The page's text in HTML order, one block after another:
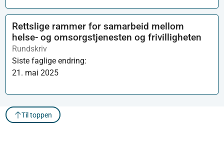
Rettslige rammer for samarbeid mellom
helse- og omsorgstjenesten og frivilligheten
Rundskriv
Siste faglige endring:
21. mai 2025
Til toppen